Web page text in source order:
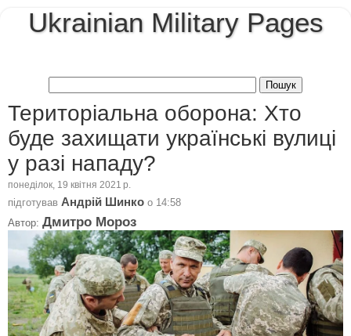
Ukrainian Military Pages
Територіальна оборона: Хто
буде захищати українські вулиці
у разі нападу?
понеділок, 19 квітня 2021 р.
підготував Андрій Шинко о 14:58
Автор: Дмитро Мороз